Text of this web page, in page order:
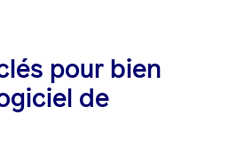
pour bien
de